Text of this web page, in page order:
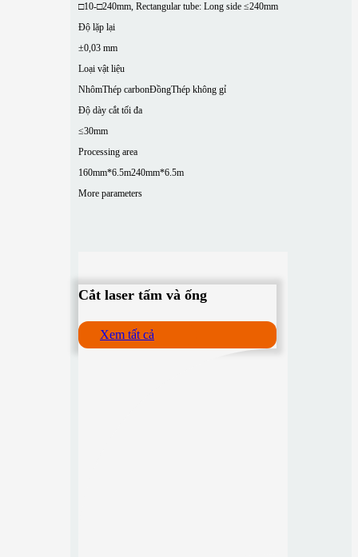
□10-□240mm, Rectangular tube: Long side ≤240mm
Độ lặp lại
±0,03 mm
Loại vật liệu
NhômThép carbonĐồngThép không gỉ
Độ dày cắt tối đa
≤30mm
Processing area
160mm*6.5m240mm*6.5m
More parameters
Cắt laser tấm và ống
Xem tất cả